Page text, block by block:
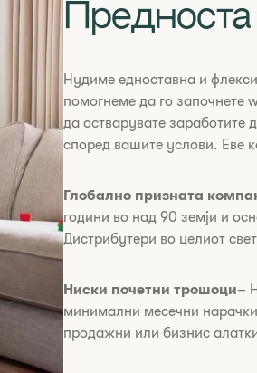
Нудиме едноставна и
помогнеме да го започнете
да остварувате заработите
според вашите услови. Еве
​​​​​Глобално призната
години во над 90 земји и
Дистрибутери во целиот
Ниски почетни трошоци–
минимални месечни
продажни или бизнис